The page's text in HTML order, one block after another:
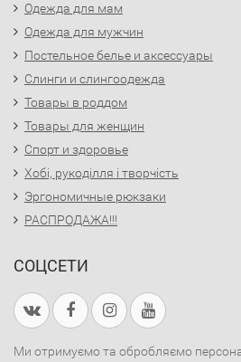
Одежда для мам
Одежда для мужчин
Постельное белье и аксессуары
Слинги и слингоодежда
Товары в роддом
Товары для женщин
Спорт и здоровье
Хобі, рукоділля і творчість
Эргономичные рюкзаки
РАСПРОДАЖА!!!
СОЦСЕТИ
Ми отримуємо та обробляємо